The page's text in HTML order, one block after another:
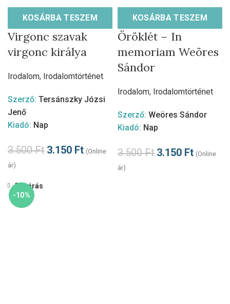
KOSÁRBA TESZEM
Virgonc szavak
virgonc királya
Irodalom, Irodalomtörténet
Szerző: Tersánszky Józsi
Jenő
Kiadó: Nap
3.500Ft 3.150 Ft (Online
ár)
KOSÁRBA TESZEM
Öröklét – In
memoriam Weöres
Sándor
Irodalom, Irodalomtörténet
Szerző: Weöres Sándor
Kiadó: Nap
3.500Ft 3.150 Ft (Online
ár)
-10%
Bezárás